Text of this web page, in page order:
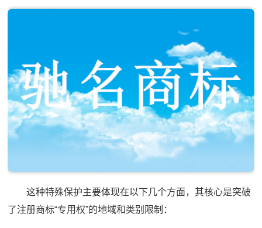
这种特殊保护主要体现在以下几个方面，其核心是突破
了注册商标“专用权”的地域和类别限制：